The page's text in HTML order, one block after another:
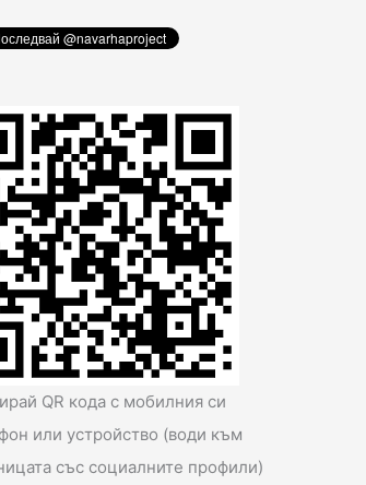
QR кода с мобилния си
или устройство (води към
със социалните профили)